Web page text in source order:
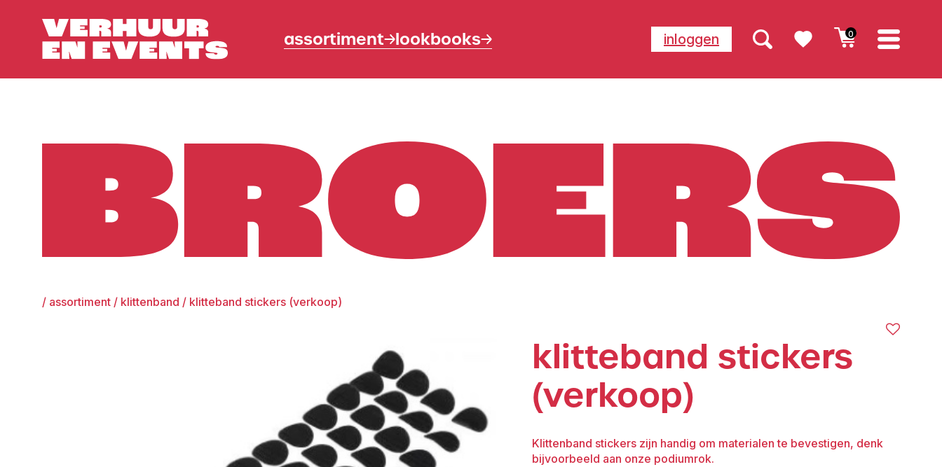
assortiment lookbooks inloggen 0
/ assortiment / klittenband / klitteband stickers (verkoop)
klitteband stickers
(verkoop)
Klittenband stickers zijn handig om materialen te bevestigen, denk
bijvoorbeeld aan onze podiumrok.